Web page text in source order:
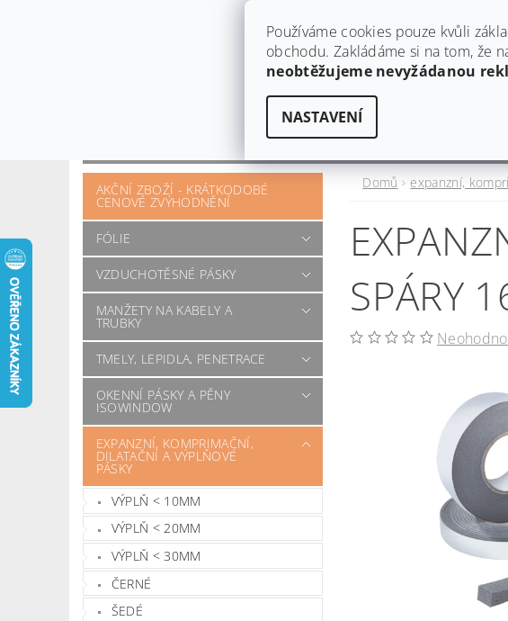
OBCHODNÍ PODMÍNKY KONTAKTY
OTÁZKY A POŽADAVKY
AKČNÍ ZBOŽÍ - KRÁTKODOBÉ
CENOVÉ ZVÝHODNĚNÍ
FÓLIE
VZDUCHOTĚSNÉ PÁSKY
MANŽETY NA KABELY A
TRUBKY
TMELY, LEPIDLA, PENETRACE
OKENNÍ PÁSKY A PĚNY
ISOWINDOW
EXPANZNÍ, KOMPRIMAČNÍ,
DILATAČNÍ A VÝPLŇOVÉ
PÁSKY
VÝPLŇ < 10MM
VÝPLŇ < 20MM
VÝPLŇ < 30MM
ČERNÉ
ŠEDÉ
Domů expanzní,
SPÁRY
Používáme cookies pouze kvůli
obchodu. Zakládáme si na tom, že
neobtěžujeme nevyžádanou
NASTAVENÍ